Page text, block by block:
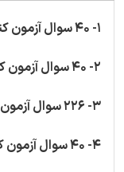
1- 40 سوال آزمون کتبی پرورش دهنده قارچ دکمه ای
2- 40 سوال آزمون کتبی پرورش دهنده قارچ دکمه ای
3- 226 سوال آزمون کتبی پرورش دهنده قارچ دکمه ای
4- 40 سوال آزمون کتبی پرورش دهنده قارچ دکمه ای